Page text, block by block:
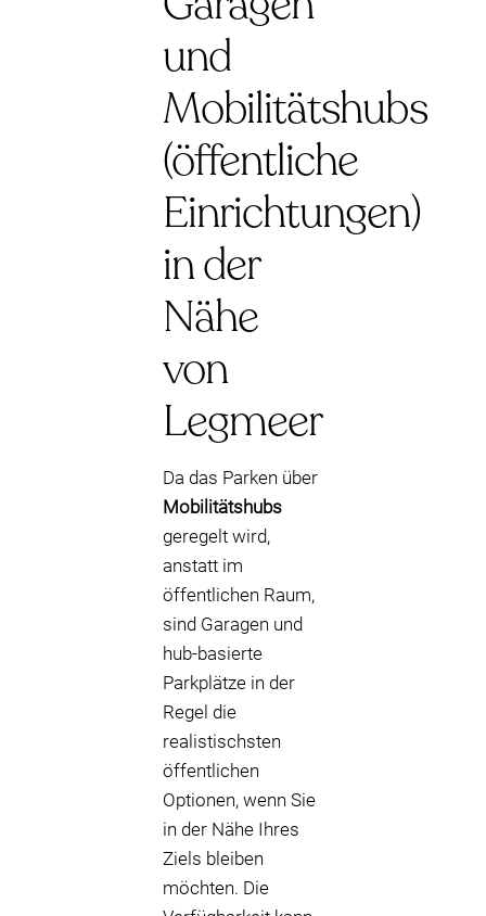
und
Mobilitätshubs
(öffentliche
Einrichtungen)
in der
Nähe
von
Legmeer
Da das Parken über
Mobilitätshubs
geregelt wird,
anstatt im
öffentlichen Raum,
sind Garagen und
hub-basierte
Parkplätze in der
Regel die
realistischsten
öffentlichen
Optionen, wenn Sie
in der Nähe Ihres
Ziels bleiben
möchten. Die